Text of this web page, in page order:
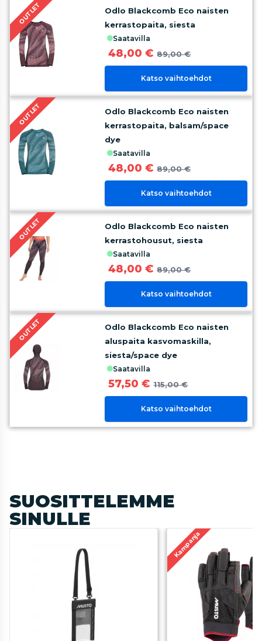
OUTLET
Odlo Blackcomb Eco naisten
kerrastopaita, siesta
saatavilla
48,00 € 89,00 €
Katso vaihtoehdot
OUTLET
Odlo Blackcomb Eco naisten
kerrastopaita, balsam/space
dye
saatavilla
48,00 € 89,00 €
Katso vaihtoehdot
OUTLET
Odlo Blackcomb Eco naisten
kerrastohousut, siesta
saatavilla
48,00 € 89,00 €
Katso vaihtoehdot
OUTLET
Odlo Blackcomb Eco naisten
aluspaita kasvomaskilla,
siesta/space dye
saatavilla
57,50 € 115,00 €
Katso vaihtoehdot
SUOSITTELEMME
SINULLE
Kampanja